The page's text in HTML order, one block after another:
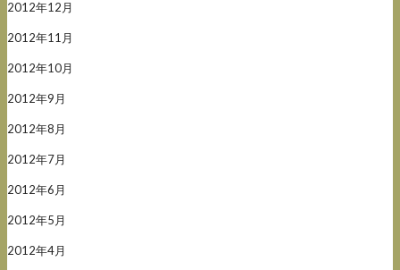
2012年12月
2012年11月
2012年10月
2012年9月
2012年8月
2012年7月
2012年6月
2012年5月
2012年4月